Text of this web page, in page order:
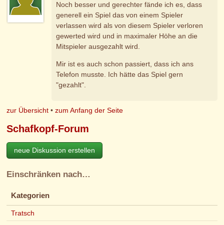
Noch besser und gerechter fände ich es, dass
generell ein Spiel das von einem Spieler
verlassen wird als von diesem Spieler verloren
gewerted wird und in maximaler Höhe an die
Mitspieler ausgezahlt wird.
Mir ist es auch schon passiert, dass ich ans
Telefon musste. Ich hätte das Spiel gern
"gezahlt".
zur Übersicht •zum Anfang der Seite
Schafkopf-Forum
neue Diskussion erstellen
Einschränken nach…
Kategorien
Tratsch